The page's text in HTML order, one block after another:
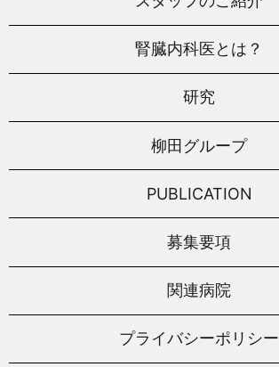
腎臓内科医とは？
研究
柳田グループ
PUBLICATION
募集要項
関連病院
プライバシーポリシー